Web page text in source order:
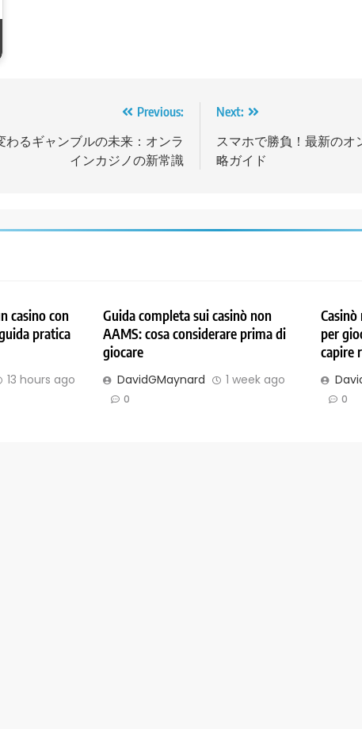
Previous:
わるギャンブルの未来：オンラ
インカジノの新常識
Next:
スマホで勝負！最新のオ
略ガイド
casino con
pratica
13 hours ago
Guida completa sui casinò non
AAMS: cosa considerare prima di
giocare
DavidGMaynard 1 week ago
0
per
capire
0